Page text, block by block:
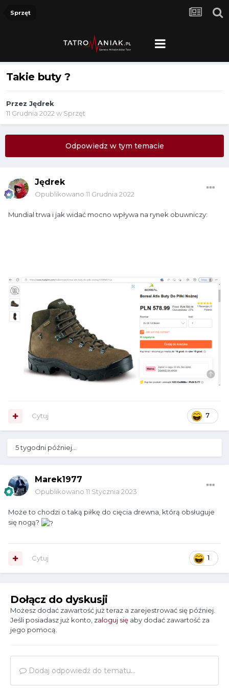
Sprzęt
Takie buty ?
Przez Jędrek
11 Grudnia 2022w Sprzęt
Odpowiedz w tym temacie
Jędrek
Opublikowano 11 Grudnia 2022
Mundial trwa i jak widać mocno wpływa na rynek obuwniczy:
7
Cytuj
5 tygodni później...
Marek1977
Opublikowano 11 Stycznia 2023
Może to chodzi o taką piłkę do cięcia drewna, którą obsługuje
się nogą?
1
Cytuj
Dołącz do dyskusji
Możesz dodać zawartość już teraz a zarejestrować się później.
Jeśli posiadasz już konto, zaloguj się aby dodać zawartość za
jego pomocą.
Dodaj odpowiedź do tematu...